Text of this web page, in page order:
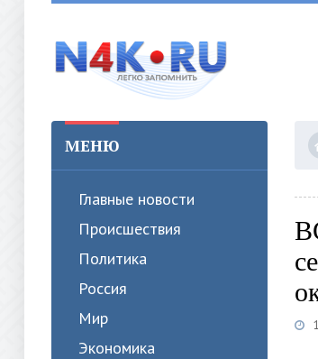
МЕНЮ
Главные новости
Происшествия
Политика
Россия
Мир
Экономика